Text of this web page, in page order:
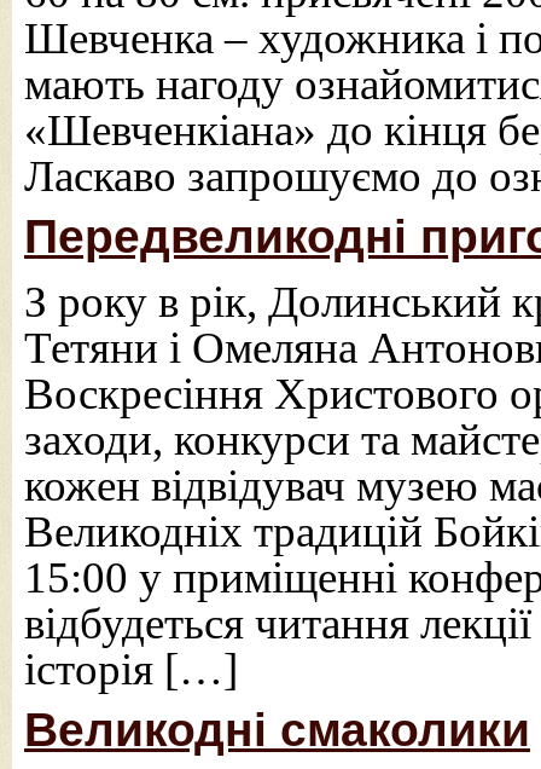
Шевченка – художника і
мають нагоду
«Шевченкіана» до кінця
Ласкаво запрошуємо до
Передвеликодні
З року в рік, Долинський
Тетяни і Омеляна
Воскресіння Христового
заходи, конкурси та
кожен відвідувач музею
Великодніх традицій
15:00 у приміщенні
відбудеться читання
історія […]
Великодні смаколики